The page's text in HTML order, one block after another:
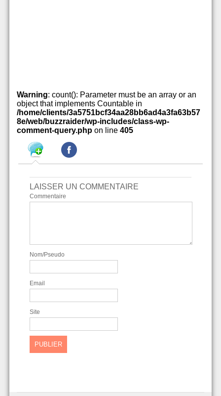
Warning: count(): Parameter must be an array or an
object that implements Countable in
/home/clients/3a5751bcf34aa28bb6ad4a3fa63b57
8e/web/buzzraider/wp-includes/class-wp-
comment-query.php on line 405
LAISSER UN COMMENTAIRE
Commentaire
Nom/Pseudo
Email
Site